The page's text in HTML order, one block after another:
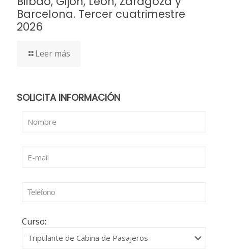
Barcelona. Tercer cuatrimestre
2026
Leer más
SOLICITA INFORMACIÓN
Curso: